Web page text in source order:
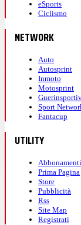
eSports
Ciclismo
NETWORK
Auto
Autosprint
Inmoto
Motosprint
Sport
Fantacup
UTILITY
Abbonamenti
Prima Pagina
Store
Pubblicità
Rss
Site Map
Registrati